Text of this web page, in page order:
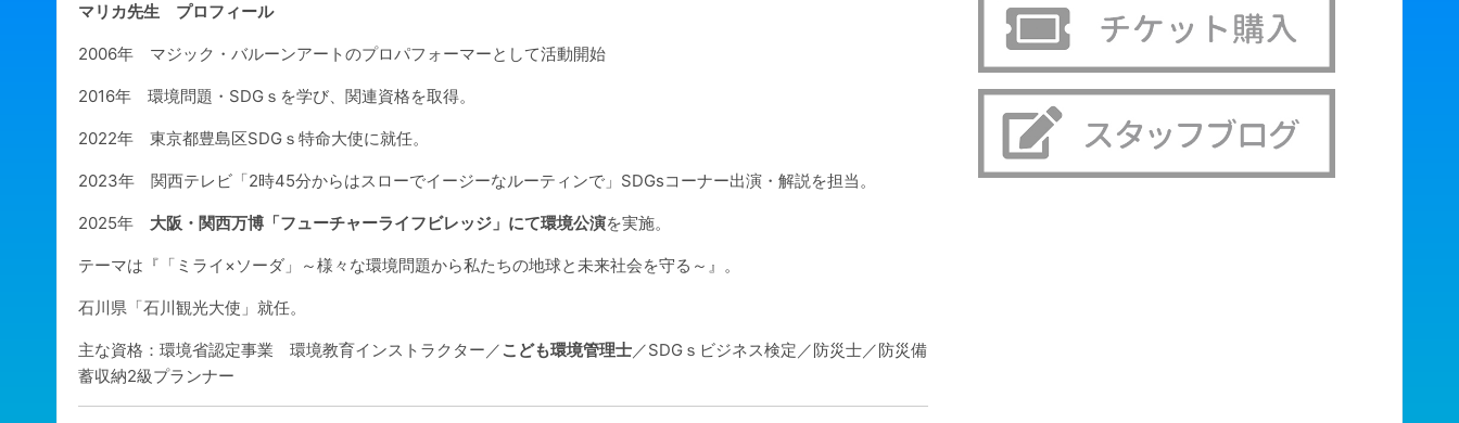
マリカ先生 プロフィール
2006年 マジック・バルーンアートのプロパフォーマーとして活動開始
2016年 環境問題・SDGｓを学び、関連資格を取得。
2022年 東京都豊島区SDGｓ特命大使に就任。
2023年 関西テレビ「2時45分からはスローでイージーなルーティンで」SDGsコーナー出演・解説を担当。
2025年 大阪・関西万博「フューチャーライフビレッジ」にて環境公演を実施。
テーマは『「ミライ×ソーダ」～様々な環境問題から私たちの地球と未来社会を守る～』。
石川県「石川観光大使」就任。
主な資格：環境省認定事業 環境教育インストラクター／こども環境管理士／SDGｓビジネス検定／防災士／防災備
蓄収納2級プランナー